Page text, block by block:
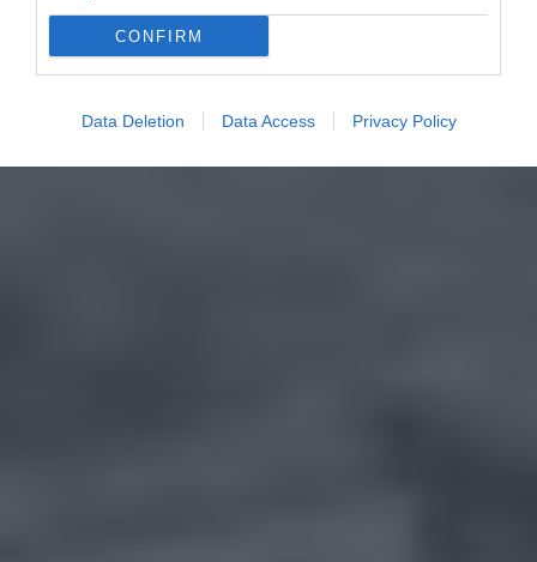
CONFIRM
Data Deletion Data Access Privacy Policy